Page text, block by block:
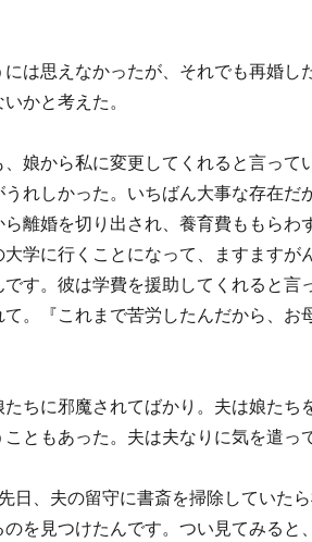
は思えなかったが、それでも再婚し
かと考えた。
、娘から私に変更してくれると言っ
うれしかった。いちばん大事な存在
ら離婚を切り出され、養育費ももら
学に行くことになって、ますますが
す。彼は学費を援助してくれると言
。『これまで苦労したんだから、お
ちに邪魔されてばかり。夫は娘たち
ともあった。夫は夫なりに気を遣っ
日、夫の留守に書斎を掃除していた
を見つけたんです。つい見てみると